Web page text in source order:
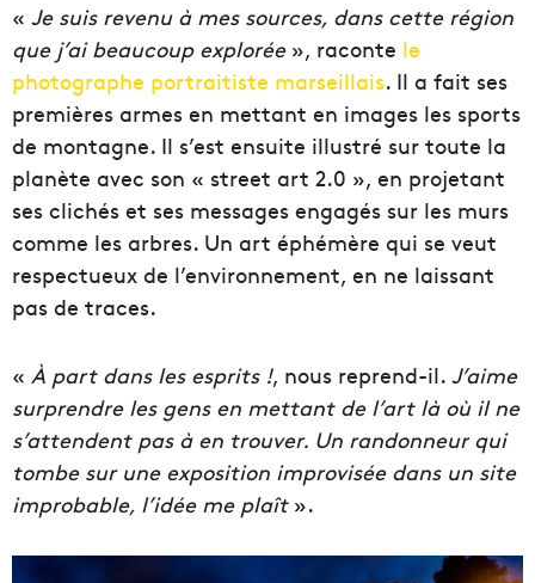
« Je suis revenu à mes sources, dans cette région
que j’ai beaucoup explorée», raconte le
photographe portraitiste marseillais. Il a fait ses
premières armes en mettant en images les sports
de montagne. Il s’est ensuite illustré sur toute la
planète avec son « street art 2.0 », en projetant
ses clichés et ses messages engagés sur les murs
comme les arbres. Un art éphémère qui se veut
respectueux de l’environnement, en ne laissant
pas de traces.
« À part dans les esprits !, nous reprend-il. J’aime
surprendre les gens en mettant de l’art là où il ne
s’attendent pas à en trouver. Un randonneur qui
tombe sur une exposition improvisée dans un site
improbable, l’idée me plaît».